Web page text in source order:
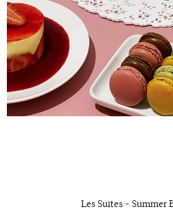
Les Suites - Summer